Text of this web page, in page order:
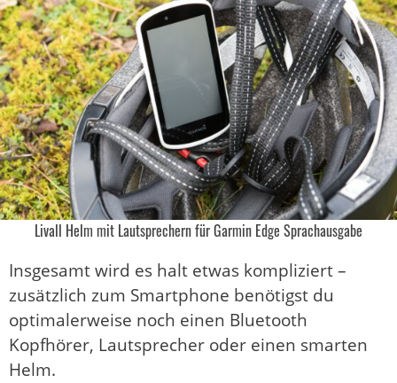
Livall Helm mit Lautsprechern für Garmin Edge Sprachausgabe
Insgesamt wird es halt etwas kompliziert –
zusätzlich zum Smartphone benötigst du
optimalerweise noch einen Bluetooth
Kopfhörer, Lautsprecher oder einen smarten
Helm.